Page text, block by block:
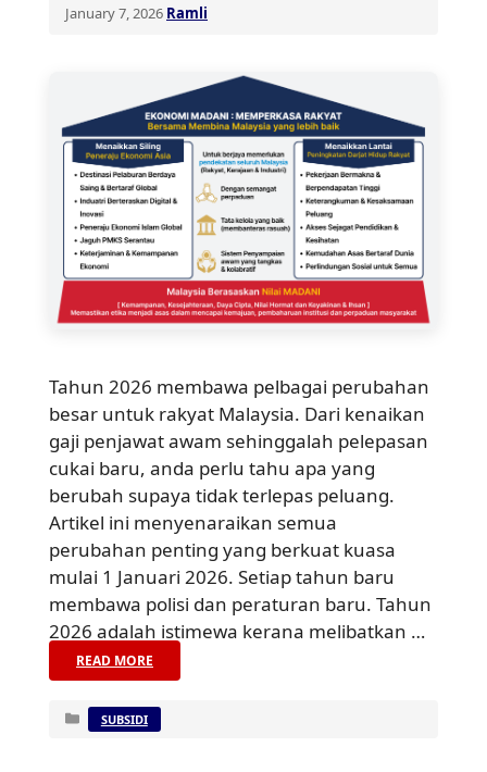
January 7, 2026 Ramli
Tahun 2026 membawa pelbagai perubahan
besar untuk rakyat Malaysia. Dari kenaikan
gaji penjawat awam sehinggalah pelepasan
cukai baru, anda perlu tahu apa yang
berubah supaya tidak terlepas peluang.
Artikel ini menyenaraikan semua
perubahan penting yang berkuat kuasa
mulai 1 Januari 2026. Setiap tahun baru
membawa polisi dan peraturan baru. Tahun
2026 adalah istimewa kerana melibatkan …
READ MORE
Categories
SUBSIDI